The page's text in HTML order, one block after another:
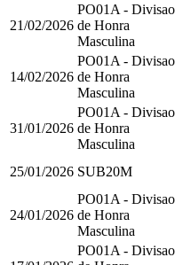
21/02/2026
PO01A - Divisao
de Honra
Masculina
14/02/2026
PO01A - Divisao
de Honra
Masculina
31/01/2026
PO01A - Divisao
de Honra
Masculina
25/01/2026 SUB20M
24/01/2026
PO01A - Divisao
de Honra
Masculina
PO01A - Divisao